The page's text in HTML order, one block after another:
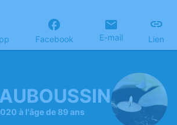
Facebook E-mail Lien
à l'âge de 89 ans